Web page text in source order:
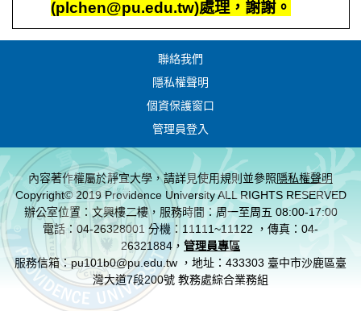
(plchen@pu.edu.tw)處理，謝謝。
聯絡我們
隱私權聲明
個資保護窗口
管理員登入
內容著作權屬於靜宜大學，請詳見使用規則並參照隱私權聲明
Copyright© 2019 Providence University ALL RIGHTS RESERVED
辦公室位置：文興樓二樓，服務時間：周一至周五 08:00-17:00
電話：04-26328001 分機：11111~11122 ，傳真：04-
26321884， 管理員專區
服務信箱：pu101b0@pu.edu.tw ，地址：433303 臺中市沙鹿區臺
灣大道7段200號 教務處綜合業務組